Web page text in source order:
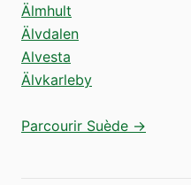
Älmhult
Älvdalen
Alvesta
Älvkarleby
Parcourir Suède →